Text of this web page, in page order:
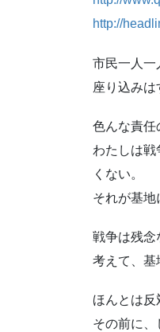
http://
市民一人一
座り込みは
色んな責任
わたしは
くない。
それが基地
戦争は残念
考えて、基
ほんとは反
その前に、